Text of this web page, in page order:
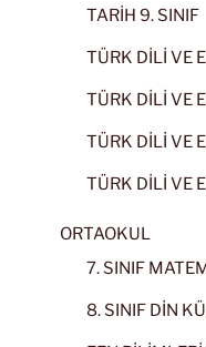
TARİH 9. SINIF
TÜRK DİLİ VE
TÜRK DİLİ VE
TÜRK DİLİ VE
TÜRK DİLİ VE
ORTAOKUL
7. SINIF
8. SINIF DİN